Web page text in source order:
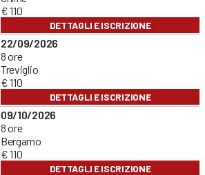
€ 110
DETTAGLI E ISCRIZIONE
22/09/2026
8 ore
Treviglio
€ 110
DETTAGLI E ISCRIZIONE
09/10/2026
8 ore
Bergamo
€ 110
DETTAGLI E ISCRIZIONE